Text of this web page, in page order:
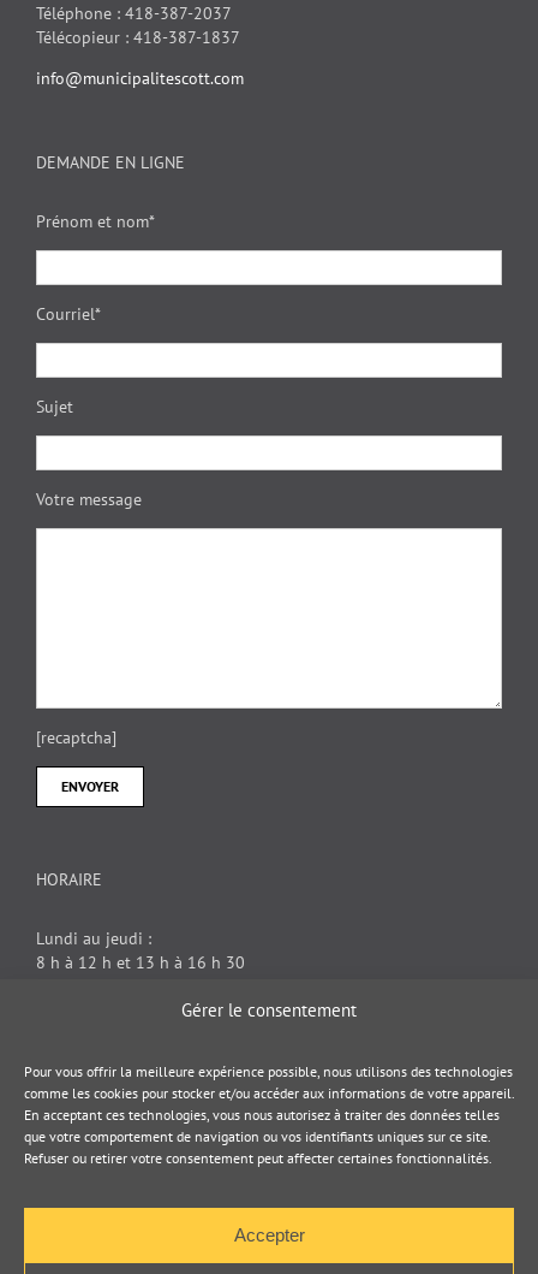
Gérer le consentement
Pour vous offrir la meilleure expérience possible, nous utilisons des technologies
comme les cookies pour stocker et/ou accéder aux informations de votre appareil.
En acceptant ces technologies, vous nous autorisez à traiter des données telles
que votre comportement de navigation ou vos identifiants uniques sur ce site.
Refuser ou retirer votre consentement peut affecter certaines fonctionnalités.
Accepter
Téléphone : 418-387-2037
Télécopieur : 418-387-1837
info@municipalitescott.com
DEMANDE EN LIGNE
Prénom et nom*
Courriel*
Sujet
Votre message
[recaptcha]
HORAIRE
Lundi au jeudi :
8 h à 12 h et 13 h à 16 h 30
DOCUMENT JURIDIQUE
Politique de cookies